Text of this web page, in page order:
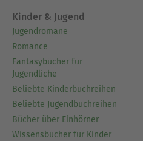
Kinder & Jugend
Jugendromane
Romance
Fantasybücher für
Jugendliche
Beliebte Kinderbuchreihen
Beliebte Jugendbuchreihen
Bücher über Einhörner
Wissensbücher für Kinder